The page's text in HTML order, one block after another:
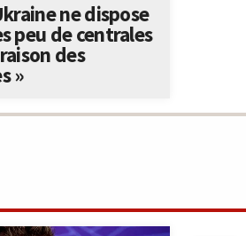
ne dispose
peu de centrales
des
»